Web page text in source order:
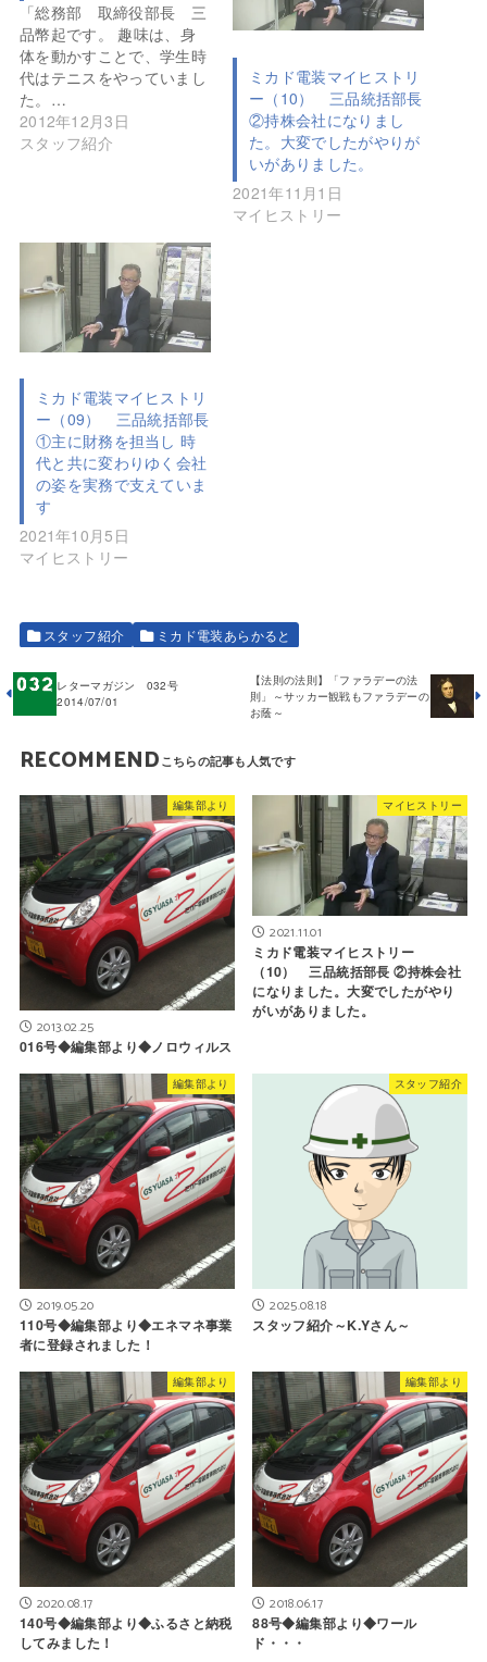
「総務部 取締役部長 三
品幣起です。 趣味は、身
体を動かすことで、学生時
代はテニスをやっていまし
た。…
2012年12月3日
スタッフ紹介
ミカド電装マイヒストリ
ー（10） 三品統括部長
②持株会社になりまし
た。大変でしたがやりが
いがありました。
2021年11月1日
マイヒストリー
ミカド電装マイヒストリ
ー（09） 三品統括部長
①主に財務を担当し 時
代と共に変わりゆく会社
の姿を実務で支えていま
す
2021年10月5日
マイヒストリー
スタッフ紹介 ミカド電装あらかると
【法則の法則】「ファラデーの法
則」～サッカー観戦もファラデーの
お蔭～
レターマガジン 032号
2014/07/01
RECOMMEND
編集部より
2013.02.25
016号◆編集部より◆ノロウィルス
マイヒストリー
2021.11.01
ミカド電装マイヒストリー
（10） 三品統括部長 ②持株会社
になりました。大変でしたがやり
がいがありました。
編集部より
2019.05.20
110号◆編集部より◆エネマネ事業
者に登録されました！
スタッフ紹介
2025.08.18
スタッフ紹介～K.Yさん～
編集部より
2020.08.17
140号◆編集部より◆ふるさと納税
してみました！
編集部より
2018.06.17
88号◆編集部より◆ワール
ド・・・